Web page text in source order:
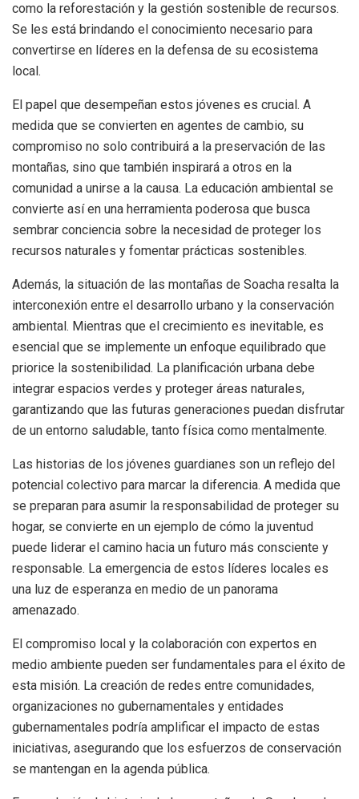
como la reforestación y la gestión sostenible de recursos.
Se les está brindando el conocimiento necesario para
convertirse en líderes en la defensa de su ecosistema
local.
El papel que desempeñan estos jóvenes es crucial. A
medida que se convierten en agentes de cambio, su
compromiso no solo contribuirá a la preservación de las
montañas, sino que también inspirará a otros en la
comunidad a unirse a la causa. La educación ambiental se
convierte así en una herramienta poderosa que busca
sembrar conciencia sobre la necesidad de proteger los
recursos naturales y fomentar prácticas sostenibles.
Además, la situación de las montañas de Soacha resalta la
interconexión entre el desarrollo urbano y la conservación
ambiental. Mientras que el crecimiento es inevitable, es
esencial que se implemente un enfoque equilibrado que
priorice la sostenibilidad. La planificación urbana debe
integrar espacios verdes y proteger áreas naturales,
garantizando que las futuras generaciones puedan disfrutar
de un entorno saludable, tanto física como mentalmente.
Las historias de los jóvenes guardianes son un reflejo del
potencial colectivo para marcar la diferencia. A medida que
se preparan para asumir la responsabilidad de proteger su
hogar, se convierte en un ejemplo de cómo la juventud
puede liderar el camino hacia un futuro más consciente y
responsable. La emergencia de estos líderes locales es
una luz de esperanza en medio de un panorama
amenazado.
El compromiso local y la colaboración con expertos en
medio ambiente pueden ser fundamentales para el éxito de
esta misión. La creación de redes entre comunidades,
organizaciones no gubernamentales y entidades
gubernamentales podría amplificar el impacto de estas
iniciativas, asegurando que los esfuerzos de conservación
se mantengan en la agenda pública.